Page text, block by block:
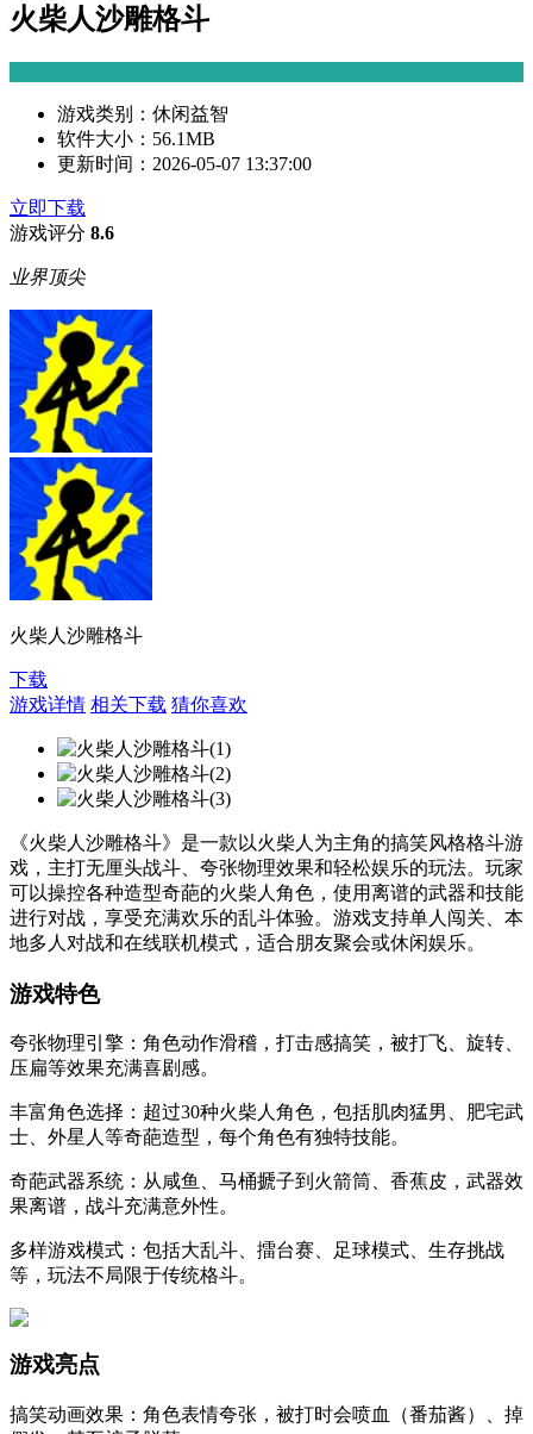
火柴人沙雕格斗
游戏类别： 休闲益智
软件大小： 56.1MB
更新时间： 2026-05-07 13:37:00
立即下载
游戏评分 8.6
业界顶尖
火柴人沙雕格斗
下载
游戏详情 相关下载 猜你喜欢
《火柴人沙雕格斗》是一款以火柴人为主角的搞笑风格格斗游
戏，主打无厘头战斗、夸张物理效果和轻松娱乐的玩法。玩家
可以操控各种造型奇葩的火柴人角色，使用离谱的武器和技能
进行对战，享受充满欢乐的乱斗体验。游戏支持单人闯关、本
地多人对战和在线联机模式，适合朋友聚会或休闲娱乐。
​​游戏特色​​
​​夸张物理引擎​​：角色动作滑稽，打击感搞笑，被打飞、旋转、
压扁等效果充满喜剧感。
​​丰富角色选择​​：超过30种火柴人角色，包括肌肉猛男、肥宅武
士、外星人等奇葩造型，每个角色有独特技能。
​​奇葩武器系统​​：从咸鱼、马桶搋子到火箭筒、香蕉皮，武器效
果离谱，战斗充满意外性。
​​多样游戏模式​​：包括大乱斗、擂台赛、足球模式、生存挑战
等，玩法不局限于传统格斗。
​​游戏亮点​​
​​搞笑动画效果​​：角色表情夸张，被打时会喷血（番茄酱）、掉